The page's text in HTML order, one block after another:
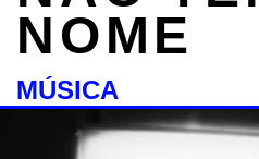
NOME
MÚSICA